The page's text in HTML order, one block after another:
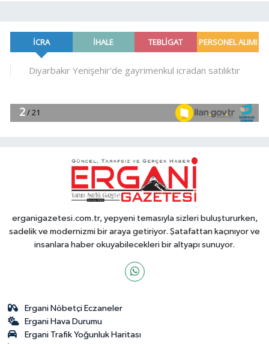
erganigazetesi.com.tr, yepyeni temasıyla sizleri buluştururken,
sadelik ve modernizmi bir araya getiriyor. Şatafattan kaçınıyor ve
insanlara haber okuyabilecekleri bir altyapı sunuyor.
Ergani Nöbetçi Eczaneler
Ergani Hava Durumu
Ergani Trafik Yoğunluk Haritası